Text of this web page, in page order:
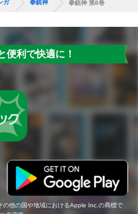
ガ 拳銃神 拳銃神 第8巻
便利で快適に！
他の国や地域におけるApple Inc.の商標で